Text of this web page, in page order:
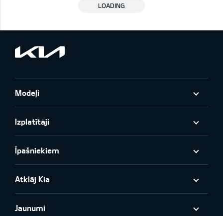
LOADING
Modeļi
Izplatītāji
Īpašniekiem
Atklāj Kia
Jaunumi